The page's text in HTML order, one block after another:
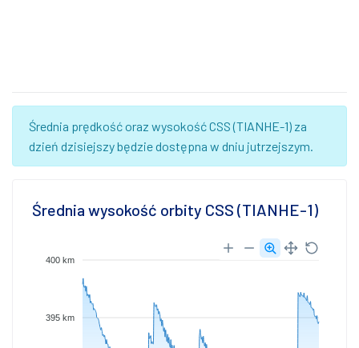
Średnia prędkość oraz wysokość CSS (TIANHE-1) za
dzień dzisiejszy będzie dostępna w dniu jutrzejszym.
Średnia wysokość orbity CSS (TIANHE-1)
400 km
395 km